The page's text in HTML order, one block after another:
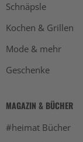
Schnäpsle
Kochen & Grillen
Mode & mehr
Geschenke
MAGAZIN & BÜCHER
#heimat Bücher